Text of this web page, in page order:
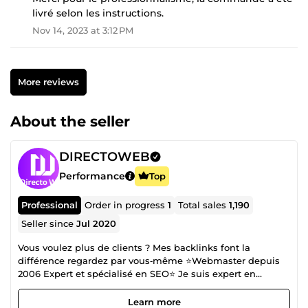
livré selon les instructions.
Nov 14, 2023 at 3:12 PM
More reviews
About the seller
DIRECTOWEB
Performance Top
Professional Order in progress1 Total sales1,190
Seller sinceJul 2020
Vous voulez plus de clients ? Mes backlinks font la
différence regardez par vous‑même ⭐Webmaster depuis
2006 Expert et spécialisé en SEO⭐ Je suis expert en
référencement naturel (SEO) et spécialiste du netlinking,
avec une maîtrise complète de la création de backlinks, de
Learn more